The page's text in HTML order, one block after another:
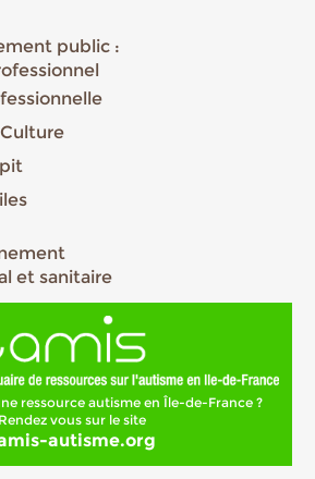
public :
et sanitaire
ressource autisme en Île-de-France ?
Rendez vous sur le site
autisme.org